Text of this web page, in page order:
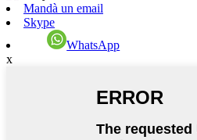
Mandà un email
Skype
WhatsApp
x